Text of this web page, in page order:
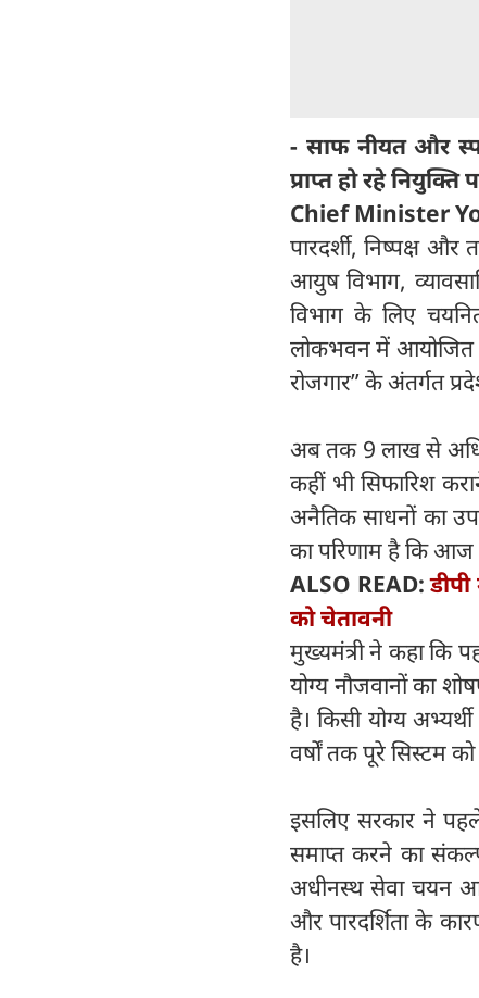
- साफ नीयत और
प्राप्त हो रहे नियुक्ति
Chief Minister
पारदर्शी, निष्पक्ष
आयुष विभाग,
विभाग के लिए
लोकभवन में आयोजित
रोजगार” के अंतर्गत
अब तक 9 लाख से अधिक
कहीं भी सिफारिश
अनैतिक साधनों का
का परिणाम है कि आज
ALSO READ:
को चेतावनी
मुख्यमंत्री ने कहा कि
योग्य नौजवानों का
है। किसी योग्य
वर्षों तक पूरे सिस्टम
इसलिए सरकार ने पहले
समाप्त करने का
अधीनस्थ सेवा चयन
और पारदर्शिता के
है।